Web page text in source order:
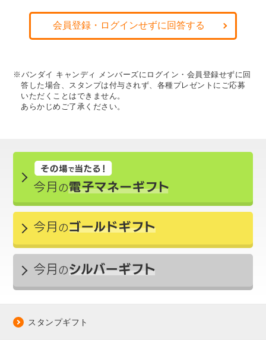
会員登録・ログインせずに回答する
※バンダイ キャンディ メンバーズにログイン・会員登録せずに回
答した場合、スタンプは付与されず、各種プレゼントにご応募
いただくことはできません。
あらかじめご了承ください。
スタンプギフト